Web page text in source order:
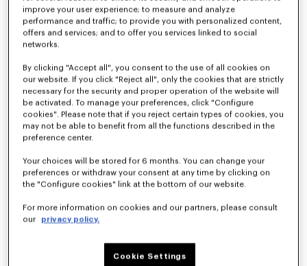
Nouveauté
improve your user experience; to measure and analyze
performance and traffic; to provide you with personalized content,
offers and services; and to offer you services linked to social
networks.
By clicking "Accept all", you consent to the use of all cookies on
our website. If you click "Reject all", only the cookies that are strictly
necessary for the security and proper operation of the website will
be activated. To manage your preferences, click "Configure
cookies". Please note that if you reject certain types of cookies, you
may not be able to benefit from all the functions described in the
preference center.
Your choices will be stored for 6 months. You can change your
preferences or withdraw your consent at any time by clicking on
the "Configure cookies" link at the bottom of our website.
For more information on cookies and our partners, please consult
our
privacy policy.
Cookie Settings